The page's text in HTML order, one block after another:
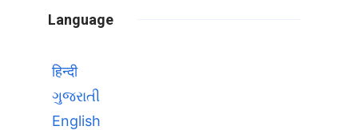
Language
हिन्दी
ગુજરાતી
English